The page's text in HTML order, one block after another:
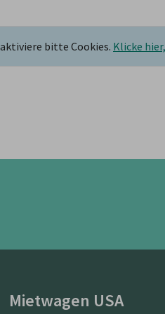
bitte Cookies. Klicke
Mietwagen USA